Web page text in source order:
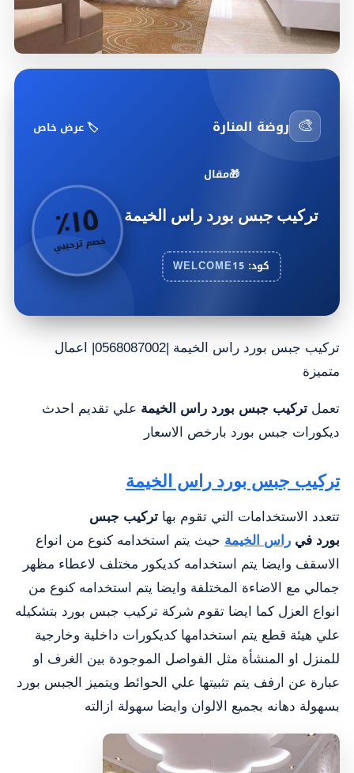
🎨 روضة المنارة 🏷️ عرض خاص
🎁مقال
تركيب جبس بورد راس الخيمة
كود: WELCOME15
١٥
٪
خصم ترحيبي
تركيب جبس بورد راس الخيمة |0568087002| اعمال
متميزة
تعمل تركيب جبس بورد راس الخيمة علي تقديم احدث
ديكورات جبس بورد بارخص الاسعار
تركيب جبس بورد راس الخيمة
تتعدد الاستخدامات التي تقوم بها تركيب جبس
بورد في راس الخيمة حيث يتم استخدامه كنوع من انواع
الاسقف وايضا يتم استخدامه كديكور مختلف لاعطاء مظهر
جمالي مع الاضاءة المختلفة وايضا يتم استخدامه كنوع من
انواع العزل كما ايضا تقوم شركة تركيب جبس بورد بتشكيله
علي هيئة قطع يتم استخدامها كديكورات داخلية وخارجية
للمنزل او المنشأة مثل الفواصل الموجودة بين الغرف او
عبارة عن ارفف يتم تثبيتها علي الحوائط ويتميز الجبس بورد
بسهولة دهانه بجميع الالوان وايضا سهولة ازالته